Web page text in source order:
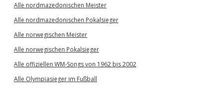
Alle nordmazedonischen Meister
Alle nordmazedonischen Pokalsieger
Alle norwegischen Meister
Alle norwegischen Pokalsieger
Alle offiziellen WM-Songs von 1962 bis 2002
Alle Olympiasieger im Fußball